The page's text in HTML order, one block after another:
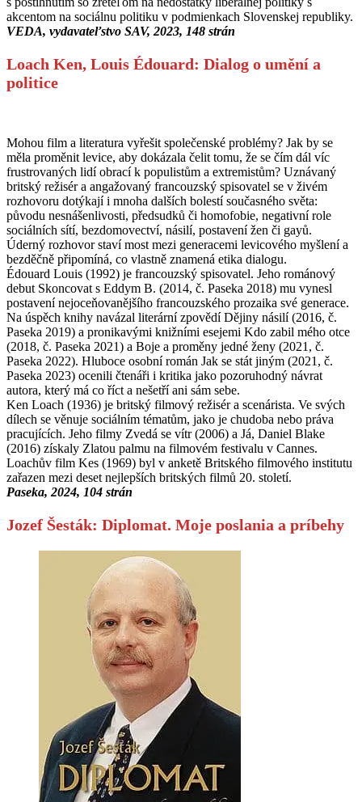
akcentom na sociálnu politiku v podmienkach Slovenskej republiky.
VEDA, vydavateľstvo SAV, 2023, 148 strán
Loach Ken, Louis Édouard: Dialog o umění a
politice
Mohou film a literatura vyřešit společenské problémy? Jak by se
měla proměnit levice, aby dokázala čelit tomu, že se čím dál víc
frustrovaných lidí obrací k populistům a extremistům? Uznávaný
britský režisér a angažovaný francouzský spisovatel se v živém
rozhovoru dotýkají i mnoha dalších bolestí současného světa:
původu nesnášenlivosti, předsudků či homofobie, negativní role
sociálních sítí, bezdomovectví, násilí, postavení žen či gayů.
Úderný rozhovor staví most mezi generacemi levicového myšlení a
bezděčně připomíná, co vlastně znamená etika dialogu.
Édouard Louis (1992) je francouzský spisovatel. Jeho románový
debut Skoncovat s Eddym B. (2014, č. Paseka 2018) mu vynesl
postavení nejoceňovanějšího francouzského prozaika své generace.
Na úspěch knihy navázal literární zpovědí Dějiny násilí (2016, č.
Paseka 2019) a pronikavými knižními esejemi Kdo zabil mého otce
(2018, č. Paseka 2021) a Boje a proměny jedné ženy (2021, č.
Paseka 2022). Hluboce osobní román Jak se stát jiným (2021, č.
Paseka 2023) ocenili čtenáři i kritika jako pozoruhodný návrat
autora, který má co říct a nešetří ani sám sebe.
Ken Loach (1936) je britský filmový režisér a scenárista. Ve svých
dílech se věnuje sociálním tématům, jako je chudoba nebo práva
pracujících. Jeho filmy Zvedá se vítr (2006) a Já, Daniel Blake
(2016) získaly Zlatou palmu na filmovém festivalu v Cannes.
Loachův film Kes (1969) byl v anketě Britského filmového institutu
zařazen mezi deset nejlepších britských filmů 20. století.
Paseka, 2024, 104 strán
Jozef Šesták: Diplomat. Moje poslania a príbehy